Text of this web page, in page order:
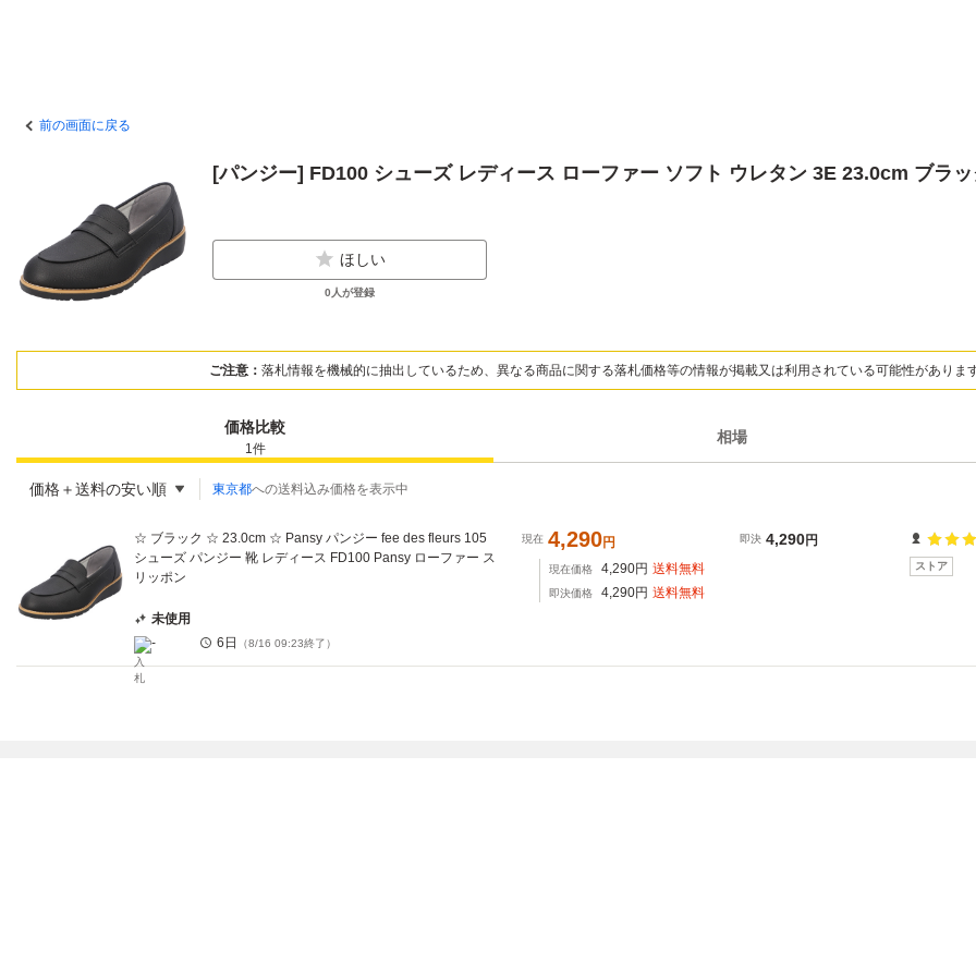
前の画面に戻る
[パンジー] FD100 シューズ レディース ローファー ソフト ウレタン 3E 23.0cm ブラッ
ほしい
0 人が登録
ご注意： 落札情報を機械的に抽出しているため、異なる商品に関する落札価格等の情報が掲載又は利用されている可能性がありま
価格比較
1 件
相場
価格＋送料の安い順 東京都への送料込み価格を表示中
☆ ブラック ☆ 23.0cm ☆ Pansy パンジー fee des fleurs 105
シューズ パンジー 靴 レディース FD100 Pansy ローファー ス
リッポン
現在 4,290円 即決 4,290円
現在価格 4,290円 送料無料
即決価格 4,290円 送料無料
未使用
-
6日 （8/16 09:23終了）
ストア